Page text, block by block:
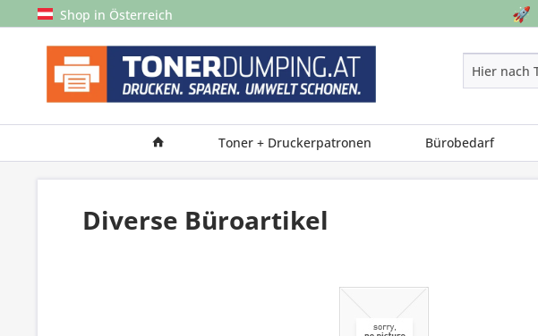
Shop in Österreich 🚀
Toner + Druckerpatronen Bürobedarf
Diverse Büroartikel